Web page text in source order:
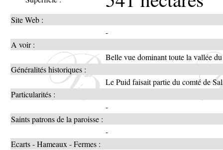
Site Web :
-
A voir :
Belle vue dominant toute la vallée
Généralités historiques :
Le Puid faisait partie du comté de
Particularités :
-
Saints patrons de la paroisse :
-
Ecarts - Hameaux - Fermes :